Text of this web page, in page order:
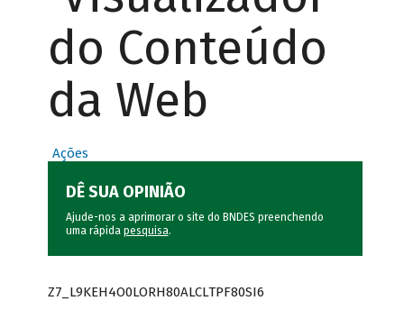
do Conteúdo
da Web
Ações
DÊ SUA OPINIÃO
Ajude-nos a aprimorar o site do BNDES preenchendo
uma rápida pesquisa.
Z7_L9KEH4O0LORH80ALCLTPF80SI6